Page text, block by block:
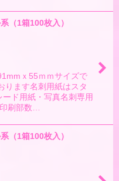
1箱100枚入）
ｘ55ｍｍサイズで
ります名刺用紙はスタ
ド用紙・写真名刺専用
刷部数…
1箱100枚入）